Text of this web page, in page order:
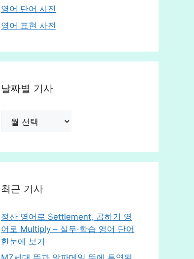
영어 단어 사전
영어 표현 사전
날짜별 기사
기
사
최근 기사
정산 영어로 Settlement, 곱하기 영
어로 Multiply – 실무·학습 영어 단어
한눈에 보기